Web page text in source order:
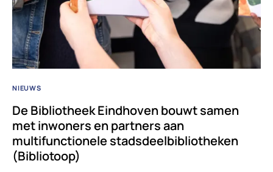
NIEUWS
De Bibliotheek Eindhoven bouwt samen
met inwoners en partners aan
multifunctionele stadsdeelbibliotheken
(Bibliotoop)